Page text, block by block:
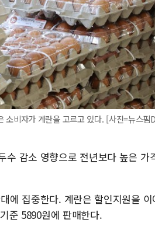
소비자가 계란을 고르고 있다. [사진=뉴스핌
수 감소 영향으로 전년보다 높은
에 집중한다. 계란은 할인지원을
준 5890원에 판매한다.